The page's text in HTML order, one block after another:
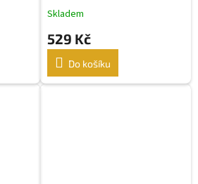
Skladem
529 Kč
Do košíku